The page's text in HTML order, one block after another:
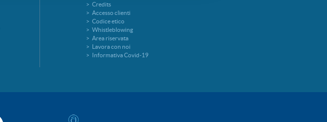
Credits
Accesso clienti
Codice etico
Whistleblowing
Area riservata
Lavora con noi
Informativa Covid-19